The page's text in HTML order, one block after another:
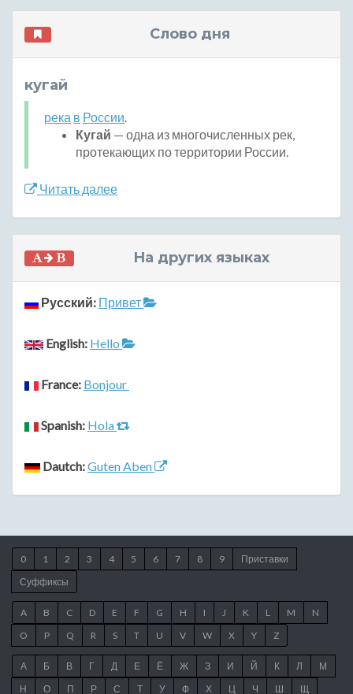
Слово дня
кугай
река в России.
Кугай — одна из многочисленных рек,
протекающих по территории России.
Читать далее
На других языках
Русский: Привет
English: Hello
France: Bonjour
Spanish: Hola
Dautch:Guten Aben
0 1 2 3 4 5 6 7 8 9
Приставки
Суффиксы
A B C D E F G H I J K L M
N
O
P Q R S T U V W X Y Z
А Б В Г Д Е Ё Ж З И Й К Л
М
Н
О П Р С Т У Ф Х Ц Ч Ш Щ